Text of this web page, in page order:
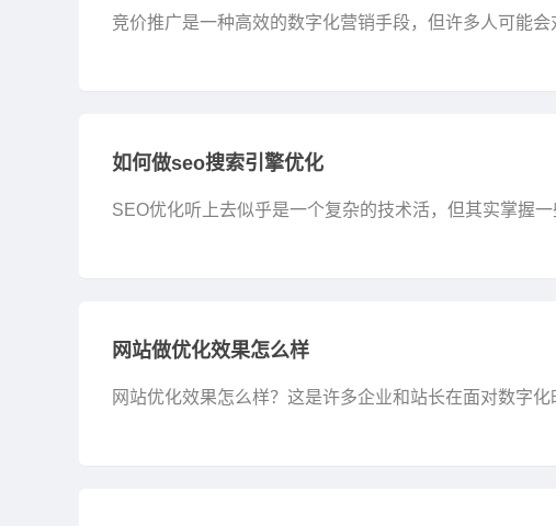
竞价推广是一种高效的数字化营销手段，但许多人可能
如何做seo搜索引擎优化
SEO优化听上去似乎是一个复杂的技术活，但其实掌握
网站做优化效果怎么样
网站优化效果怎么样？这是许多企业和站长在面对数字